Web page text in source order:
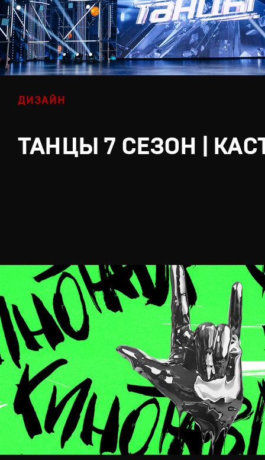
ДИЗАЙН
ТАНЦЫ 7 СЕЗОН |